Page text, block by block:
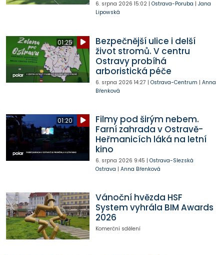
6. srpna 2026 15:02| Ostrava-Poruba | Jana
Lipowská
01:25
Bezpečnější ulice i delší
život stromů. V centru
Ostravy probíhá
arboristická péče
6. srpna 2026 14:27 | Ostrava-Centrum | Anna
Břenková
01:20
Filmy pod širým nebem.
Farní zahrada v Ostravě-
Heřmanicích láká na letní
kino
6. srpna 2026 9:45 | Ostrava-Slezská
Ostrava | Anna Břenková
Vánoční hvězda HSF
System vyhrála BIM Awards
2026
Komerční sdělení